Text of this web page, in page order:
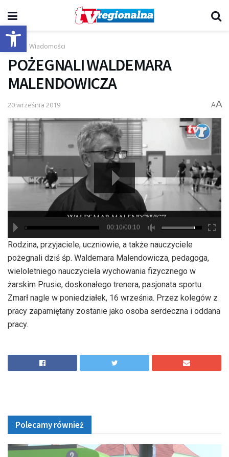
Otwórz pasek narzędzi
Start Wiadomości
POŻEGNALI WALDEMARA
MALENDOWICZA
20 września 2019 AA
hd2880
hd2160
hd2160
hd1440
highres
hd1080
medium
00:10/00:10
Rodzina, przyjaciele, uczniowie, a także nauczyciele
pożegnali dziś śp. Waldemara Malendowicza, pedagoga,
wieloletniego nauczyciela wychowania fizycznego w
żarskim Prusie, doskonałego trenera, pasjonata sportu.
Zmarł nagle w poniedziałek, 16 września. Przez kolegów z
pracy zapamiętany zostanie jako osoba serdeczna i oddana
pracy.
Polecamy również